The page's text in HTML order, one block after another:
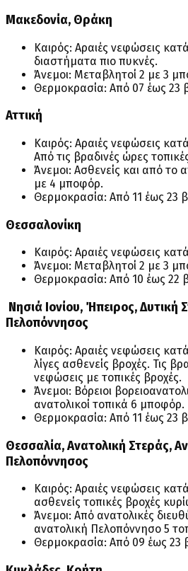
Μακεδονία, Θράκη
Καιρός: Αραιές νεφώσεις
διαστήματα πιο πυκνές.
Άνεμοι: Μεταβλητοί 2 με 3
Θερμοκρασία: Από 07 έως 23
Αττική
Καιρός: Αραιές νεφώσεις
Από τις βραδινές ώρες
Άνεμοι: Ασθενείς και από το
με 4 μποφόρ.
Θερμοκρασία: Από 11 έως 23
Θεσσαλονίκη
Καιρός: Αραιές νεφώσεις
Άνεμοι: Μεταβλητοί 2 με 3
Θερμοκρασία: Από 10 έως 22
Νησιά Ιονίου, Ήπειρος, Δυτική
Πελοπόννησος
Καιρός: Αραιές νεφώσεις
λίγες ασθενείς βροχές. Τις
νεφώσεις με τοπικές βροχές.
Άνεμοι: Βόρειοι
ανατολικοί τοπικά 6 μποφόρ.
Θερμοκρασία: Από 11 έως 23
Θεσσαλία, Ανατολική Στεράς,
Πελοπόννησος
Καιρός: Αραιές νεφώσεις
ασθενείς τοπικές βροχές
Άνεμοι: Από ανατολικές
ανατολική Πελοπόννησο 5
Θερμοκρασία: Από 09 έως 23